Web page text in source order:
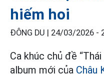
hiếm hoi
ĐÔNG DU | 24/03/2026 -
Ca khúc chủ đề
album mới của Châu